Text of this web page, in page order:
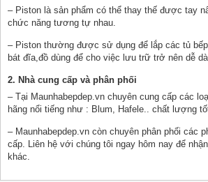
– Piston là sản phẩm có thể thay thế được tay
chức năng tương tự nhau.
– Piston thường được sử dụng để lắp các tủ
bát đĩa,đồ dùng để cho việc lưu trữ trở nên dễ
2. Nhà cung cấp và phân phối
– Tại Maunhabepdep.vn chuyên cung cấp các
hãng nổi tiếng như : Blum, Hafele.. chất lượng
– Maunhabepdep.vn còn chuyên phân phối các
cấp. Liên hệ với chúng tôi ngay hôm nay để
khác.